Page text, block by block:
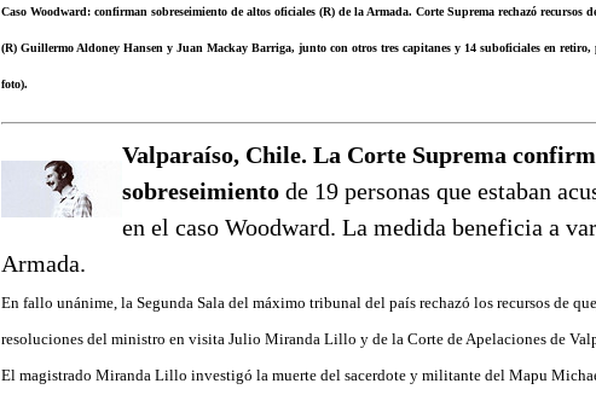
Caso Woodward: confirman sobreseimiento de altos oficiales (R) de la Armada. Corte Suprema rechazó recursos
(R) Guillermo Aldoney Hansen y Juan Mackay Barriga, junto con otros tres capitanes y 14 suboficiales en
foto).
Valparaíso, Chile. La Corte Suprema
sobreseimiento de 19 personas que estaban
en el caso Woodward. La medida beneficia a
Armada.
En fallo unánime, la Segunda Sala del máximo tribunal del país rechazó los recursos de
resoluciones del ministro en visita Julio Miranda Lillo y de la Corte de Apelaciones de
El magistrado Miranda Lillo investigó la muerte del sacerdote y militante del Mapu